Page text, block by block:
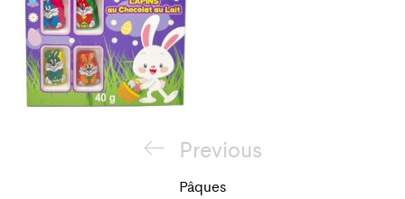
NavigationPrevious
Post
Previous
Pâques